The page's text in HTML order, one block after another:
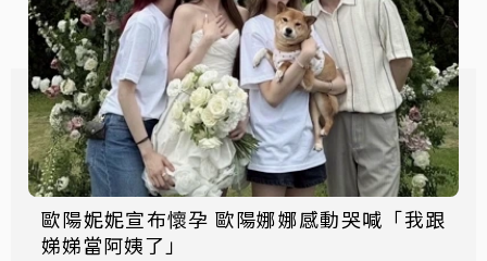
歐陽妮妮宣布懷孕 歐陽娜娜感動哭喊「我跟
娣娣當阿姨了」